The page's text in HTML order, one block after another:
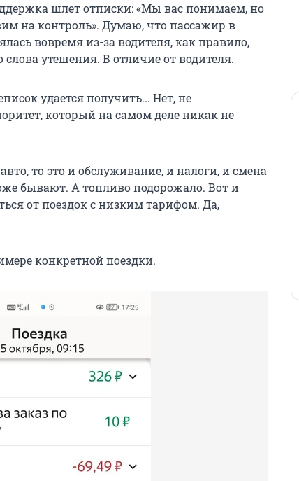
шлет отписки: «Мы вас понимаем, но
на контроль». Думаю, что пассажир в
вовремя из-за водителя, как правило,
утешения. В отличие от водителя.
удается получить... Нет, не
который на самом деле никак не
то это и обслуживание, и налоги, и смена
бывают. А топливо подорожало. Вот и
от поездок с низким тарифом. Да,
конкретной поездки.